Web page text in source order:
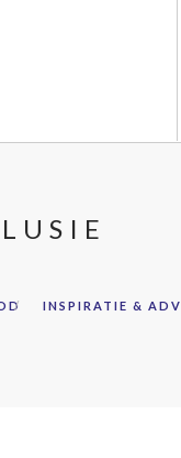
INSPIRATIE &